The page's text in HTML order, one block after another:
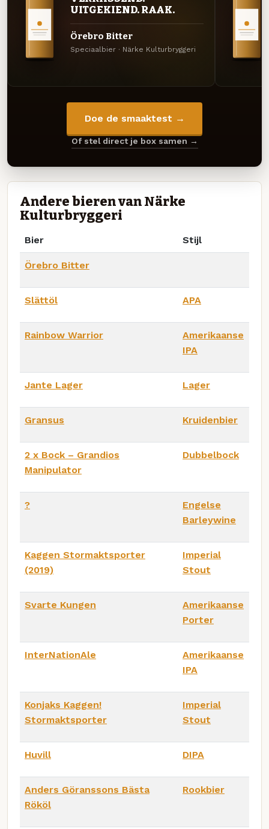
UITGEKIEND. RAAK.
Örebro Bitter
Speciaalbier · Närke Kulturbryggeri
Doe de smaaktest →
Of stel direct je box samen →
Andere bieren van Närke
Kulturbryggeri
Bier Stijl
Örebro Bitter
Slättöl APA
Rainbow Warrior
Amerikaanse
IPA
Jante Lager Lager
Gransus Kruidenbier
2 x Bock – Grandios
Manipulator
Dubbelbock
?
Engelse
Barleywine
Kaggen Stormaktsporter
(2019)
Imperial
Stout
Svarte Kungen
Amerikaanse
Porter
InterNationAle
Amerikaanse
IPA
Konjaks Kaggen!
Stormaktsporter
Imperial
Stout
Huvill DIPA
Anders Göranssons Bästa
Rököl
Rookbier